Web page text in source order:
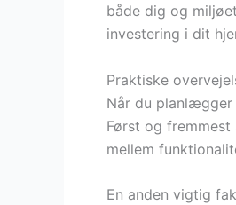
både dig og
investering i dit
Praktiske
Når du planlægger
Først og
mellem
En anden vigtig